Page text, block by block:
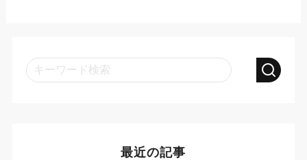
最近の記事